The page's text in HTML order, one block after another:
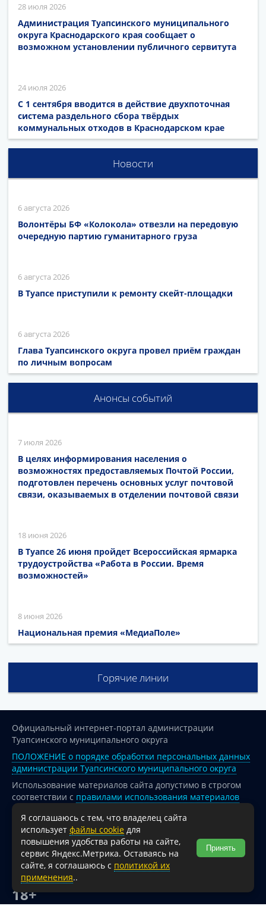
28 июля 2026
Администрация Туапсинского муниципального
округа Краснодарского края сообщает о
возможном установлении публичного сервитута
24 июля 2026
С 1 сентября вводится в действие двухпоточная
система раздельного сбора твёрдых
коммунальных отходов в Краснодарском крае
Новости
6 августа 2026
Волонтёры БФ «Колокола» отвезли на передовую
очередную партию гуманитарного груза
6 августа 2026
В Туапсе приступили к ремонту скейт-площадки
6 августа 2026
Глава Туапсинского округа провел приём граждан
по личным вопросам
Анонсы событий
7 июля 2026
В целях информирования населения о
возможностях предоставляемых Почтой России,
подготовлен перечень основных услуг почтовой
связи, оказываемых в отделении почтовой связи
18 июня 2026
В Туапсе 26 июня пройдет Всероссийская ярмарка
трудоустройства «Работа в России. Время
возможностей»
8 июня 2026
Национальная премия «МедиаПоле»
Горячие линии
Официальный интернет-портал администрации
Туапсинского муниципального округа
ПОЛОЖЕНИЕ о порядке обработки персональных данных
администрации Туапсинского муниципального округа
Использование материалов сайта допустимо в строгом
соответствии с правилами использования материалов
опубликованных на сайте
При перепечатке и использовании информации ссылка
на источник обязательна.
Для сайтов и страниц сети Интернет обязательна
активная гиперссылка на официальный интернет-портал
администрации Туапсинского муниципального округа.
18+
Я соглашаюсь с тем, что владелец сайта
использует файлы cookie для
повышения удобства работы на сайте,
сервис Яндекс.Метрика. Оставаясь на
сайте, я соглашаюсь с политикой их
применения..
Принять